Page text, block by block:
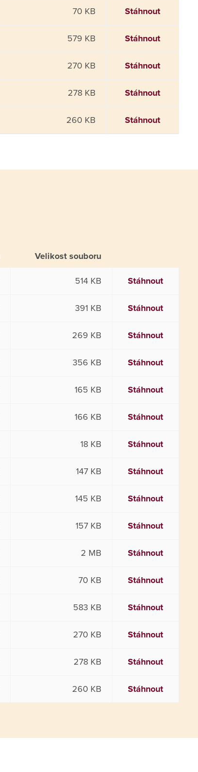
70 KB Stáhnout
579 KB Stáhnout
270 KB Stáhnout
278 KB Stáhnout
260 KB Stáhnout
Velikost souboru
514 KB Stáhnout
391 KB Stáhnout
269 KB Stáhnout
356 KB Stáhnout
165 KB Stáhnout
166 KB Stáhnout
18 KB Stáhnout
147 KB Stáhnout
145 KB Stáhnout
157 KB Stáhnout
2 MB Stáhnout
70 KB Stáhnout
583 KB Stáhnout
270 KB Stáhnout
278 KB Stáhnout
260 KB Stáhnout